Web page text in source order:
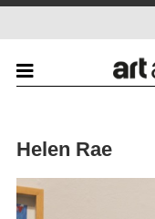
Helen Rae